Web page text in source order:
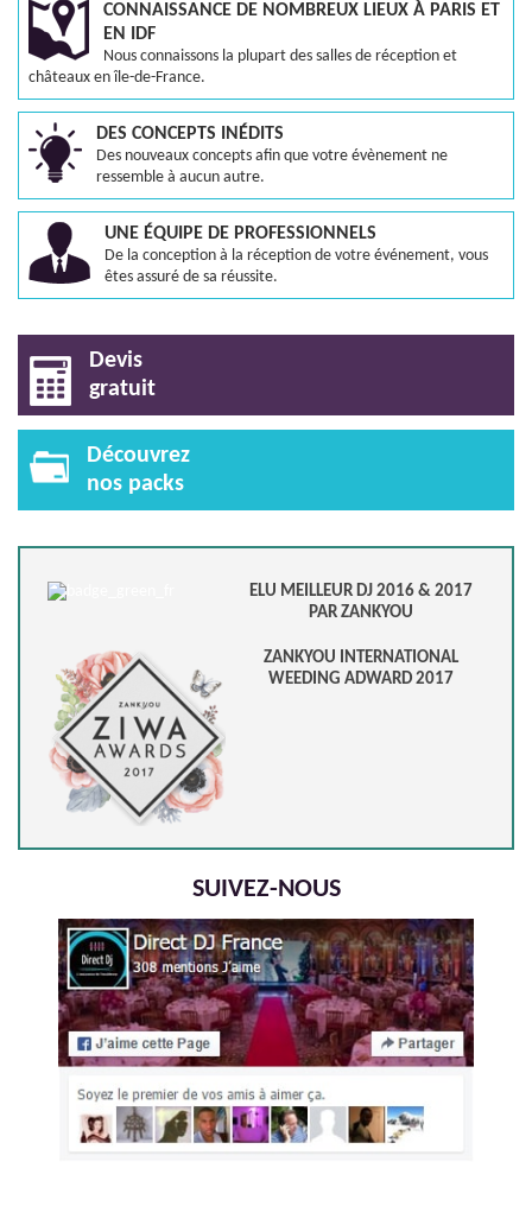
CONNAISSANCE DE NOMBREUX LIEUX À PARIS ET
EN IDF
Nous connaissons la plupart des salles de réception et
châteaux en île-de-France.
DES CONCEPTS INÉDITS
Des nouveaux concepts afin que votre évènement ne
ressemble à aucun autre.
UNE ÉQUIPE DE PROFESSIONNELS
De la conception à la réception de votre événement, vous
êtes assuré de sa réussite.
Devis
gratuit
Découvrez
nos packs
ELU MEILLEUR DJ 2016 & 2017
PAR ZANKYOU
ZANKYOU INTERNATIONAL
WEEDING ADWARD 2017
SUIVEZ-NOUS